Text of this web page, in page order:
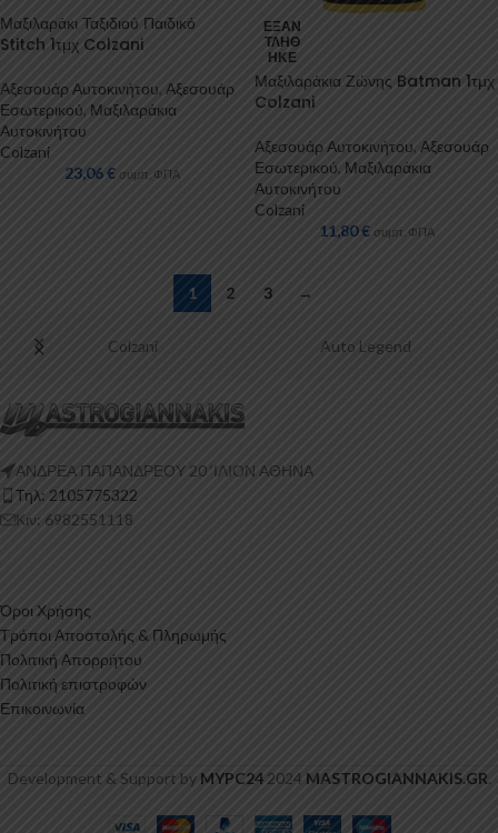
Μαξιλαράκι Ταξιδιού Παιδικό
Stitch 1τμχ Colzani
Αξεσουάρ Αυτοκινήτου, Αξεσουάρ
Εσωτερικού, Μαξιλαράκια
Αυτοκινήτου
Colzani
23,06€ συμπ. ΦΠΑ
ΕΞΑΝ
ΤΛΉΘ
ΗΚΕ
Μαξιλαράκια Ζώνης Batman 1τμχ
Colzani
Αξεσουάρ Αυτοκινήτου, Αξεσουάρ
Εσωτερικού, Μαξιλαράκια
Αυτοκινήτου
Colzani
11,80€ συμπ. ΦΠΑ
1 2 3 →
Sprint Plus Nanoboss Hellas
ΑΝΔΡΕΑ ΠΑΠΑΝΔΡΕΟΥ 20 ‘ΙΛΙΟΝ ΑΘΗΝΑ
Τηλ: 2105775322
Κιν: 6982551118
Όροι Χρήσης
Τρόποι Αποστολής & Πληρωμής
Πολιτική Απορρήτου
Πολιτική επιστροφών
Επικοινωνία
Development & Support by MYPC242024 MASTROGIANNAKIS.GR